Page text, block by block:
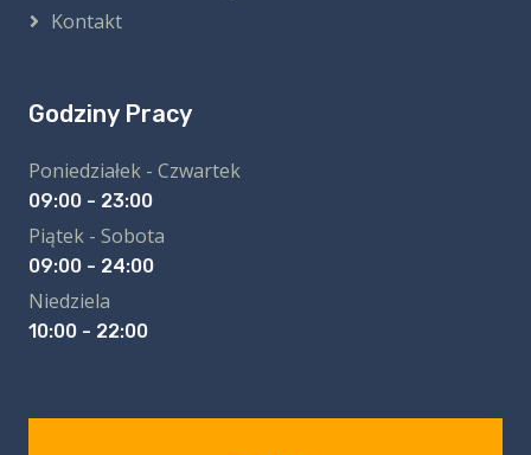
Kontakt
Godziny Pracy
Poniedziałek - Czwartek
09:00 - 23:00
Piątek - Sobota
09:00 - 24:00
Niedziela
10:00 - 22:00